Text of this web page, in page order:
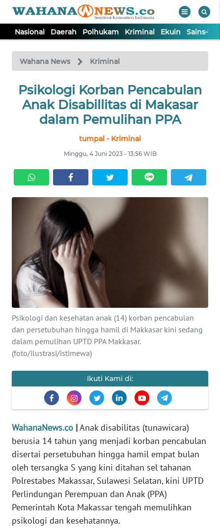
Nasional Daerah Polhukam Kriminal Ekuin Sains-
Wahana News Kriminal
Psikologi Korban Pencabulan
Anak Disabillitas di Makasar
dalam Pemulihan PPA
tumpal - Kriminal
Minggu, 4 Juni 2023 - 13:56 WIB
Psikologi dan kesehatan anak (14) korban pencabulan
dan persetubuhan hingga hamil di Makkasar kini sedang
dalam pemulihan UPTD PPA Makkasar.
(foto/ilustrasi/istimewa)
Ikuti Kami di:
WahanaNews.co |Anak disabilitas (tunawicara)
berusia 14 tahun yang menjadi korban pencabulan
disertai persetubuhan hingga hamil empat bulan
oleh tersangka S yang kini ditahan sel tahanan
Polrestabes Makassar, Sulawesi Selatan, kini UPTD
Perlindungan Perempuan dan Anak (PPA)
Pemerintah Kota Makassar tengah memulihkan
psikologi dan kesehatannya.
TV
Tutup
NASIONAL
DAERAH
KRIMINAL
EKUIN
SAINS-TEKNO
KESEHATAN
INTERNASIONAL
SERBA-SERBI
PENDIDIKAN
Informasi
INDEKS
BERITA
KONTAK
KAMI